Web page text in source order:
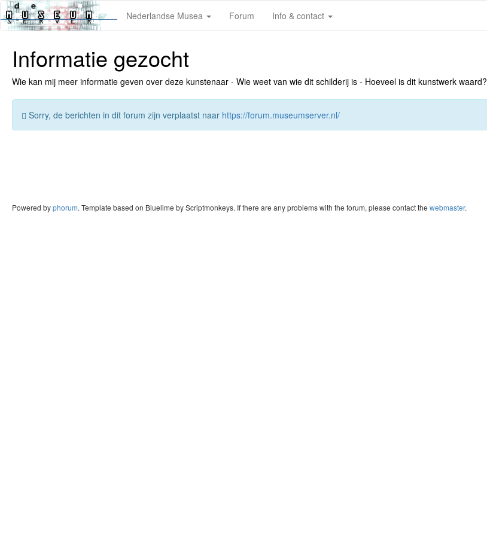
Nederlandse Musea Forum Info & contact
Informatie gezocht
Wie kan mij meer informatie geven over deze kunstenaar - Wie weet van wie dit schilderij is - Hoeveel is dit kunstwerk waard?
Sorry, de berichten in dit forum zijn verplaatst naar https://forum.museumserver.nl/
Powered byphorum. Template based on Bluelime by Scriptmonkeys. If there are any problems with the forum, please contact the webmaster.